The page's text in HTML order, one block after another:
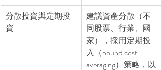
分散投資與定期投
資
建議資產分散（不
同股票、行業、國
家），採用定期投
入（pound cost
averaging）策略，以